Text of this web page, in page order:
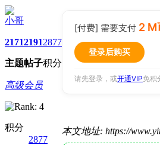
小哥
2171
主题
2191
帖子
2877
积分
高级会员
积分
2877
[付费] 需要支付 2 M
登录后购买
请先登录，或开通VIP免积
本文地址: https://